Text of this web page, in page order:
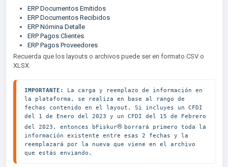
ERP Documentos Emitidos
ERP Documentos Recibidos
ERP Nómina Detalle
ERP Pagos Clientes
ERP Pagos Proveedores
Recuerda que los layouts o archivos puede ser en formato CSV o
XLSX.
IMPORTANTE:
La carga y reemplazo de información en
la plataforma, se realiza en base al rango de
fechas contenido en el layout. Si incluyes un CFDI
del 1 de Enero del 2023 y un CFDI del 15 de Febrero
del 2023, entonces bFiskur® borrará primero toda la
información existente entre esas 2 fechas y la
reemplazará por la nueva que viene en el archivo
que estás enviando.